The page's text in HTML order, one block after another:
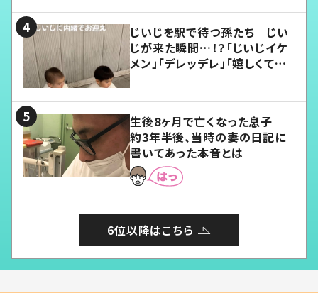
じいじを駅で待つ孫たち じい
じが来た瞬間…！？「じいじイケ
メン」「デレッデレ」「嬉しくて可
生後8ヶ月で亡くなった息子
約3年半後、当時の妻の日記に
書いてあった本音とは
6位以降はこちら